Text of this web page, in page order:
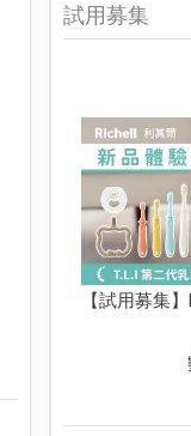
試用募集
【試用募集